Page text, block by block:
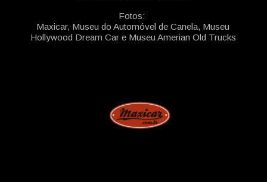
Fotos:
Maxicar, Museu do Automóvel de Canela, Museu
Hollywood Dream Car e Museu Amerian Old Trucks